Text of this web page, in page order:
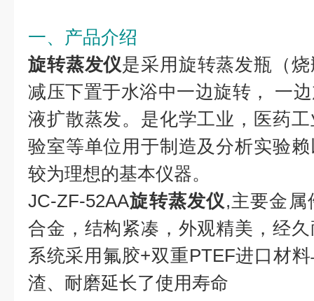
一、产品介绍
旋转蒸发仪是采用旋转蒸发瓶（
减压下置于水浴中一边旋转， 一
液扩散蒸发。是化学工业，医药
验室等单位用于制造及分析实验
较为理想的基本仪器。
JC-ZF-52AA旋转蒸发仪,主要金属
合金，结构紧凑，外观精美，经
系统采用氟胶+双重PTEF进口材
渣、耐磨延长了使用寿命